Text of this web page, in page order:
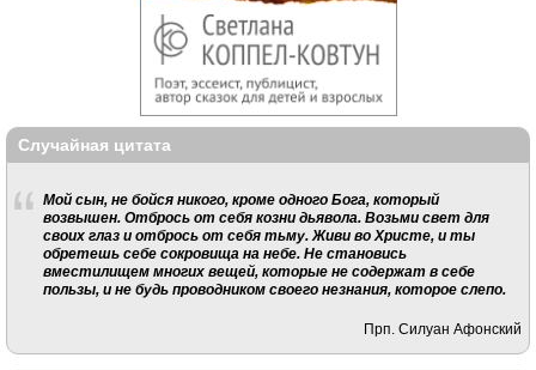
Случайная цитата
Мой сын, не бойся никого, кроме одного Бога, который
возвышен. Отбрось от себя козни дьявола. Возьми свет для
своих глаз и отбрось от себя тьму. Живи во Христе, и ты
обретешь себе сокровища на небе. Не становись
вместилищем многих вещей, которые не содержат в себе
пользы, и не будь проводником своего незнания, которое слепо.
Прп. Силуан Афонский